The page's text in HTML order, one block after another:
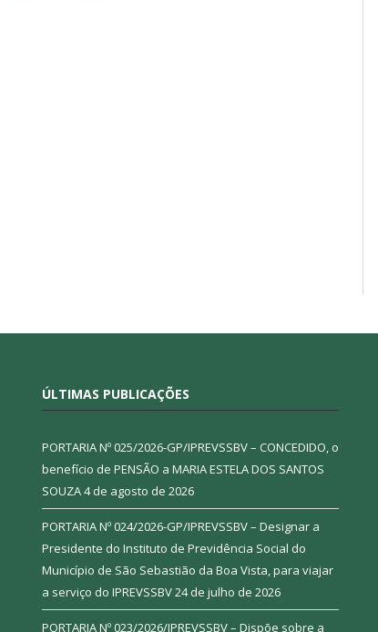
ÚLTIMAS PUBLICAÇÕES
PORTARIA Nº 025/2026-GP/IPREVSSBV – CONCEDIDO, o
benefício de PENSÃO a MARIA ESTELA DOS SANTOS
SOUZA4 de agosto de 2026
PORTARIA Nº 024/2026-GP/IPREVSSBV – Designar a
Presidente do Instituto de Previdência Social do
Município de São Sebastião da Boa Vista, para viajar
a serviço do IPREVSSBV24 de julho de 2026
PORTARIA Nº 023/2026/IPREVSSBV – Dispõe sobre a